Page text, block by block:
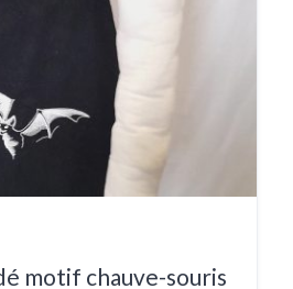
motif chauve-souris